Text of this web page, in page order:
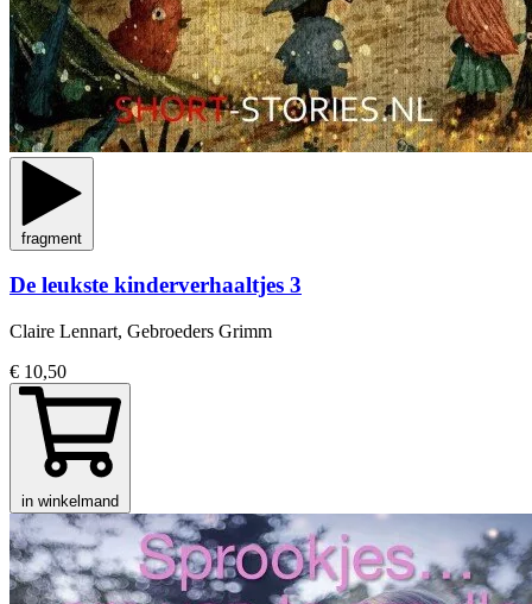
fragment
De leukste kinderverhaaltjes 3
Claire Lennart, Gebroeders Grimm
€ 10,50
in winkelmand